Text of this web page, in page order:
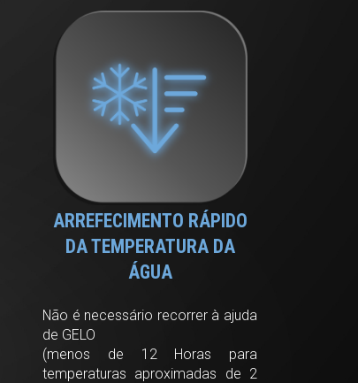
ARREFECIMENTO RÁPIDO
DA TEMPERATURA DA
ÁGUA
Não é necessário recorrer à ajuda
de GELO
(menos de 12 Horas para
temperaturas aproximadas de 2